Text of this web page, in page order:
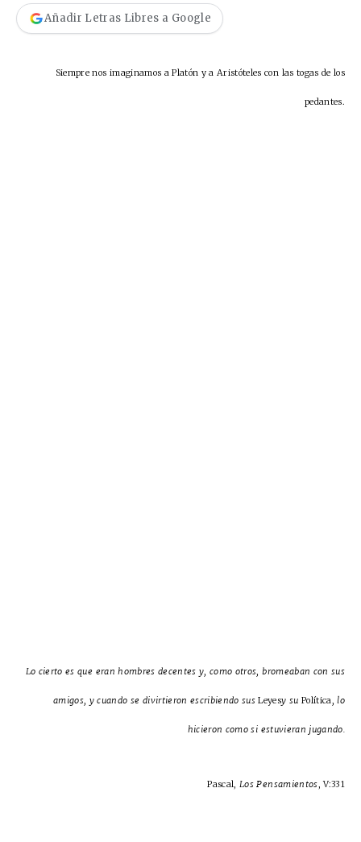
Añadir Letras Libres a Google
Siempre nos imaginamos a Platón y a Aristóteles con las togas de los
pedantes.
Lo cierto es que eran hombres decentes y, como otros, bromeaban con sus
amigos, y cuando se divirtieron escribiendo susLeyesy su Política, lo
hicieron como si estuvieran jugando.
Pascal,Los Pensamientos, V:331